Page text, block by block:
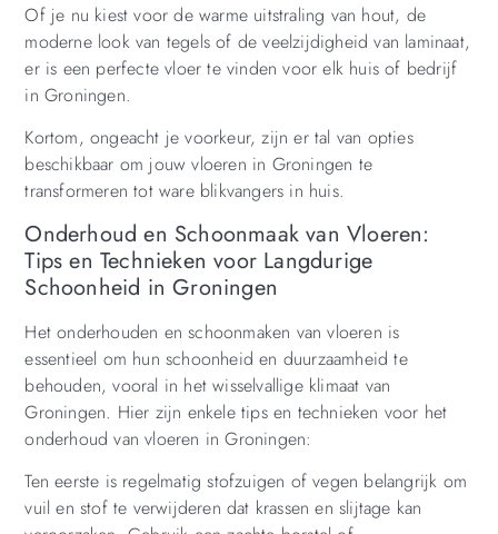
Of je nu kiest voor de warme uitstraling van hout, de
moderne look van tegels of de veelzijdigheid van laminaat,
er is een perfecte vloer te vinden voor elk huis of bedrijf
in Groningen.
Kortom, ongeacht je voorkeur, zijn er tal van opties
beschikbaar om jouw vloeren in Groningen te
transformeren tot ware blikvangers in huis.
Onderhoud en Schoonmaak van Vloeren:
Tips en Technieken voor Langdurige
Schoonheid in Groningen
Het onderhouden en schoonmaken van vloeren is
essentieel om hun schoonheid en duurzaamheid te
behouden, vooral in het wisselvallige klimaat van
Groningen. Hier zijn enkele tips en technieken voor het
onderhoud van vloeren in Groningen:
Ten eerste is regelmatig stofzuigen of vegen belangrijk om
vuil en stof te verwijderen dat krassen en slijtage kan